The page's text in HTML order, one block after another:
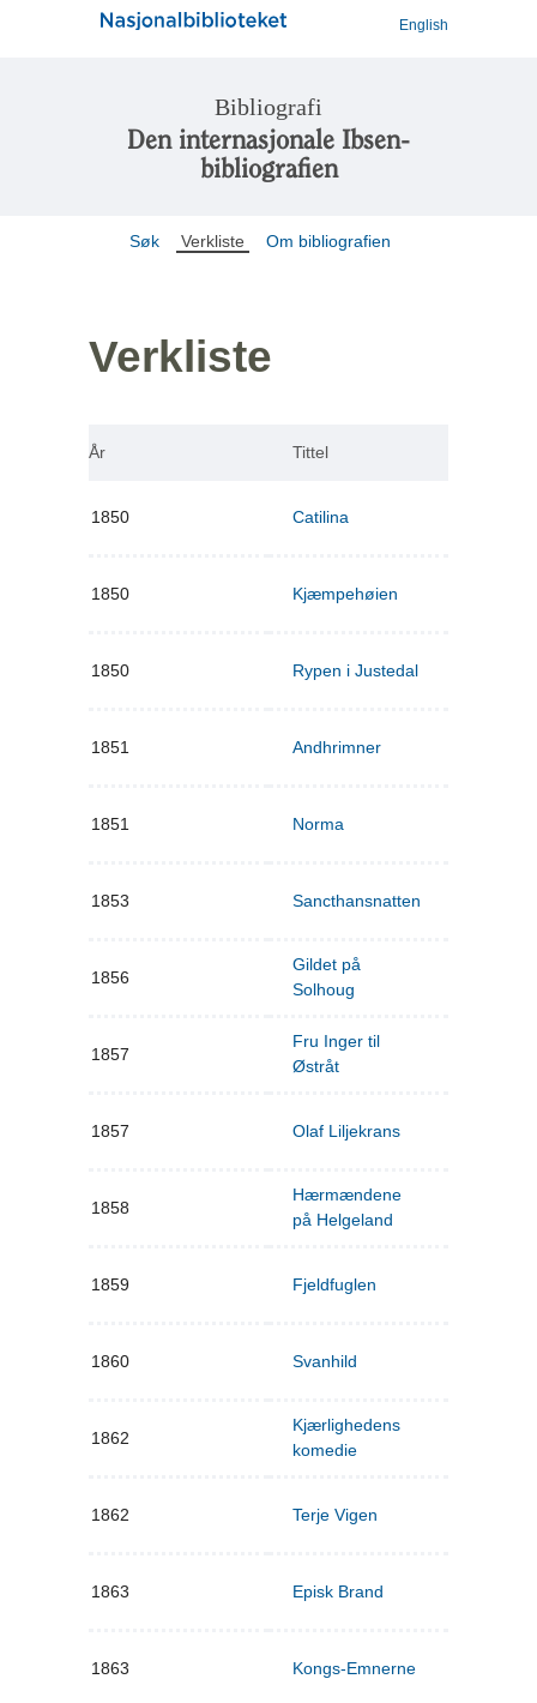
English
Bibliografi
Den internasjonale Ibsen-
bibliografien
Søk Verkliste Om bibliografien
Verkliste
År Tittel
1850 Catilina
1850 Kjæmpehøien
1850 Rypen i Justedal
1851 Andhrimner
1851 Norma
1853 Sancthansnatten
1856
Gildet på
Solhoug
1857
Fru Inger til
Østråt
1857 Olaf Liljekrans
1858
Hærmændene
på Helgeland
1859 Fjeldfuglen
1860 Svanhild
1862
Kjærlighedens
komedie
1862 Terje Vigen
1863 Episk Brand
1863 Kongs-Emnerne